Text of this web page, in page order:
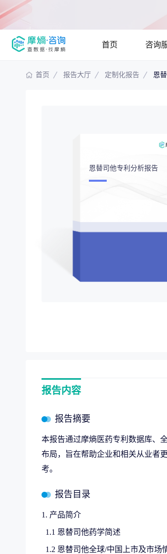
首页 咨询
首页 报告大厅 定制化报告 恩
恩替司他专利分析报告
报告内容
报告摘要
本报告通过摩熵医药专利数据库、
布局，旨在帮助企业和相关从业者
考。
报告目录
1. 产品简介
1.1 恩替司他药学简述
1.2 恩替司他全球/中国上市及市场